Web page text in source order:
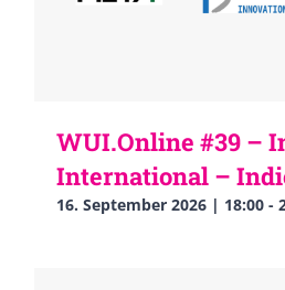
WUI.Online #39 –
International –
16. September 2026 | 18:00 -